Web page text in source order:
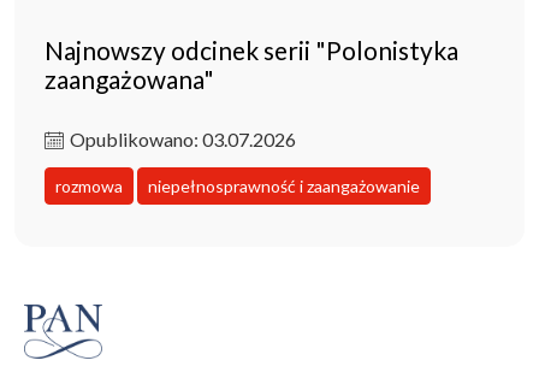
Najnowszy odcinek serii "Polonistyka
zaangażowana"
Opublikowano: 03.07.2026
rozmowa niepełnosprawność i zaangażowanie